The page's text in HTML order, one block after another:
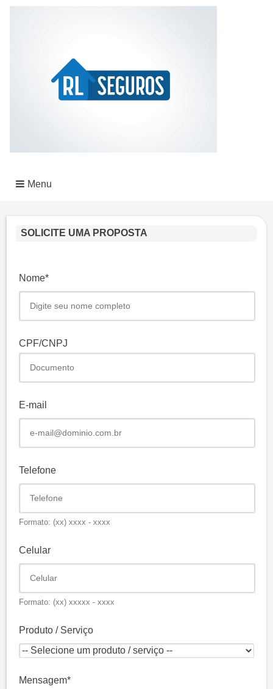
Menu
SOLICITE UMA PROPOSTA
Nome
CPF/CNPJ
E-mail
Telefone
Formato: (xx) xxxx - xxxx
Celular
Formato: (xx) xxxxx - xxxx
Produto / Serviço
Mensagem